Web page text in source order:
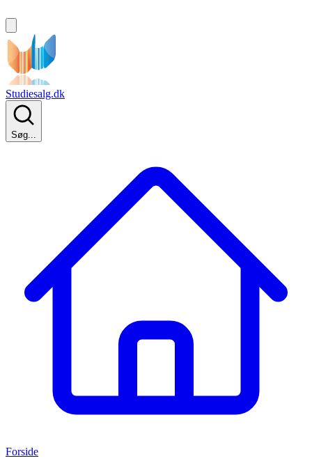
Studiesalg.dk
Søg...
Forside